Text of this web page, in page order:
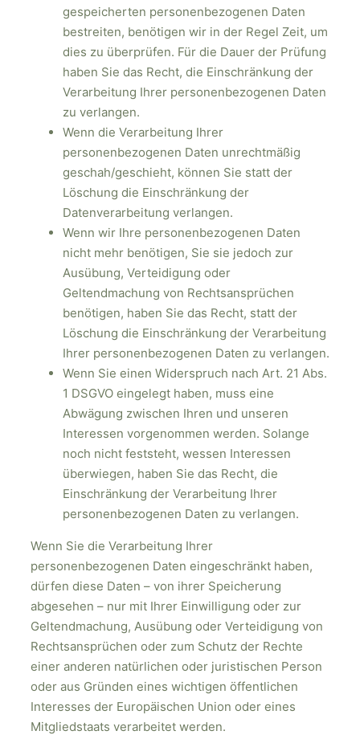
gespeicherten personenbezogenen Daten
bestreiten, benötigen wir in der Regel Zeit, um
dies zu überprüfen. Für die Dauer der Prüfung
haben Sie das Recht, die Einschränkung der
Verarbeitung Ihrer personenbezogenen Daten
zu verlangen.
Wenn die Verarbeitung Ihrer
personenbezogenen Daten unrechtmäßig
geschah/geschieht, können Sie statt der
Löschung die Einschränkung der
Datenverarbeitung verlangen.
Wenn wir Ihre personenbezogenen Daten
nicht mehr benötigen, Sie sie jedoch zur
Ausübung, Verteidigung oder
Geltendmachung von Rechtsansprüchen
benötigen, haben Sie das Recht, statt der
Löschung die Einschränkung der Verarbeitung
Ihrer personenbezogenen Daten zu verlangen.
Wenn Sie einen Widerspruch nach Art. 21 Abs.
1 DSGVO eingelegt haben, muss eine
Abwägung zwischen Ihren und unseren
Interessen vorgenommen werden. Solange
noch nicht feststeht, wessen Interessen
überwiegen, haben Sie das Recht, die
Einschränkung der Verarbeitung Ihrer
personenbezogenen Daten zu verlangen.
Wenn Sie die Verarbeitung Ihrer
personenbezogenen Daten eingeschränkt haben,
dürfen diese Daten – von ihrer Speicherung
abgesehen – nur mit Ihrer Einwilligung oder zur
Geltendmachung, Ausübung oder Verteidigung von
Rechtsansprüchen oder zum Schutz der Rechte
einer anderen natürlichen oder juristischen Person
oder aus Gründen eines wichtigen öffentlichen
Interesses der Europäischen Union oder eines
Mitgliedstaats verarbeitet werden.